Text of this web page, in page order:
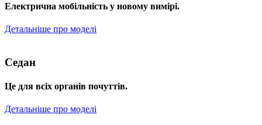
Електрична мобільність у новому вимірі.
Детальніше про моделі
Седан
Це для всіх органів почуттів.
Детальніше про моделі